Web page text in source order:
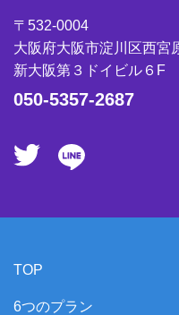
〒532-0004
大阪府大阪市淀川区西宮
新大阪第３ドイビル６F
050-5357-2687
TOP
6つのプラン